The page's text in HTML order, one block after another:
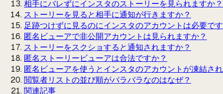
相手にバレずにインスタのストーリーを見られますか？
ストーリーを見ると相手に通知が行きますか？
足跡つけずに見るのにインスタのアカウントは必要で
匿名ビューアで非公開アカウントは見られますか？
ストーリーをスクショすると通知されますか？
匿名ストーリービューアは合法ですか？
匿名ビューアを使うとインスタのアカウントが凍結さ
閲覧者リストの並び順がバラバラなのはなぜ？
関連記事